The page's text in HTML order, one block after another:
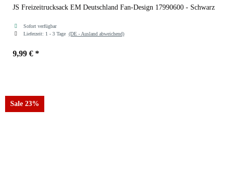
JS Freizeitrucksack EM Deutschland Fan-Design 17990600 - Schwarz
Sofort verfügbar
Lieferzeit: 1 - 3 Tage (DE - Ausland abweichend)
9,99 € *
Sale 23%